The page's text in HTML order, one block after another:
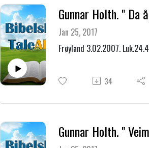
Jan 25, 2017
Frøyland 3.02.2007.
34